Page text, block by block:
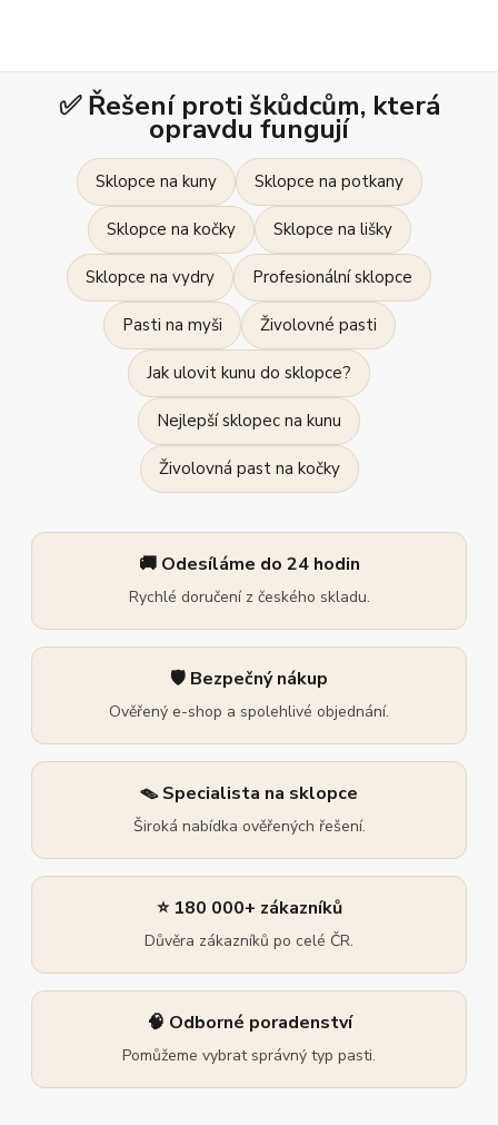
✅ Řešení proti škůdcům, která
opravdu fungují
Sklopce na kuny Sklopce na potkany
Sklopce na kočky Sklopce na lišky
Sklopce na vydry Profesionální sklopce
Pasti na myši Živolovné pasti
Jak ulovit kunu do sklopce?
Nejlepší sklopec na kunu
Živolovná past na kočky
🚚 Odesíláme do 24 hodin
Rychlé doručení z českého skladu.
🛡️ Bezpečný nákup
Ověřený e-shop a spolehlivé objednání.
🪤 Specialista na sklopce
Široká nabídka ověřených řešení.
⭐ 180 000+ zákazníků
Důvěra zákazníků po celé ČR.
🧠 Odborné poradenství
Pomůžeme vybrat správný typ pasti.